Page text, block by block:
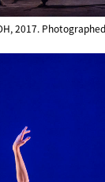
2017.